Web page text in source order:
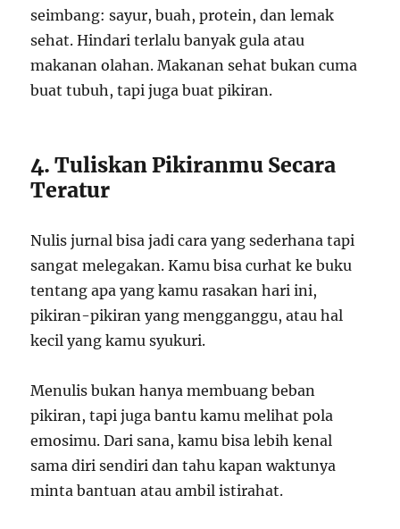
seimbang: sayur, buah, protein, dan lemak
sehat. Hindari terlalu banyak gula atau
makanan olahan. Makanan sehat bukan cuma
buat tubuh, tapi juga buat pikiran.
4. Tuliskan Pikiranmu Secara
Teratur
Nulis jurnal bisa jadi cara yang sederhana tapi
sangat melegakan. Kamu bisa curhat ke buku
tentang apa yang kamu rasakan hari ini,
pikiran-pikiran yang mengganggu, atau hal
kecil yang kamu syukuri.
Menulis bukan hanya membuang beban
pikiran, tapi juga bantu kamu melihat pola
emosimu. Dari sana, kamu bisa lebih kenal
sama diri sendiri dan tahu kapan waktunya
minta bantuan atau ambil istirahat.